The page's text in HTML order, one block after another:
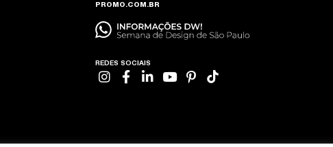
PROMO.COM.BR
REDES SOCIAIS